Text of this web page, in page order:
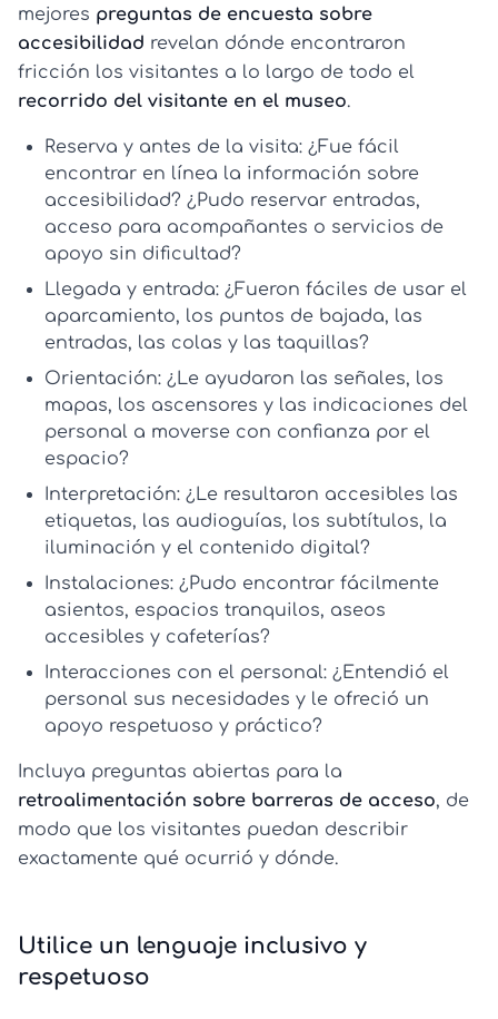
mejores preguntas de encuesta sobre
accesibilidad revelan dónde encontraron
fricción los visitantes a lo largo de todo el
recorrido del visitante en el museo.
Reserva y antes de la visita: ¿Fue fácil
encontrar en línea la información sobre
accesibilidad? ¿Pudo reservar entradas,
acceso para acompañantes o servicios de
apoyo sin dificultad?
Llegada y entrada: ¿Fueron fáciles de usar el
aparcamiento, los puntos de bajada, las
entradas, las colas y las taquillas?
Orientación: ¿Le ayudaron las señales, los
mapas, los ascensores y las indicaciones del
personal a moverse con confianza por el
espacio?
Interpretación: ¿Le resultaron accesibles las
etiquetas, las audioguías, los subtítulos, la
iluminación y el contenido digital?
Instalaciones: ¿Pudo encontrar fácilmente
asientos, espacios tranquilos, aseos
accesibles y cafeterías?
Interacciones con el personal: ¿Entendió el
personal sus necesidades y le ofreció un
apoyo respetuoso y práctico?
Incluya preguntas abiertas para la
retroalimentación sobre barreras de acceso, de
modo que los visitantes puedan describir
exactamente qué ocurrió y dónde.
Utilice un lenguaje inclusivo y
respetuoso